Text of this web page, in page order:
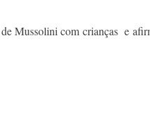
Mussolini com crianças e